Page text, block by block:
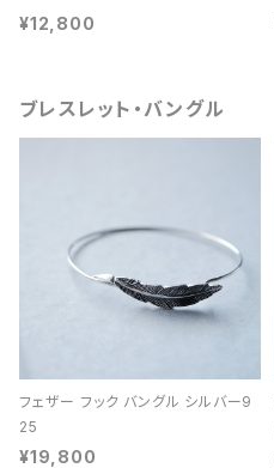
¥12,800
ブレスレット・バングル
フェザー フック バングル シルバー9
25
¥19,800